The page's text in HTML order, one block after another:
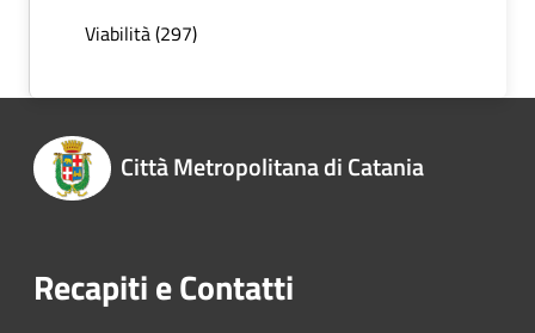
Viabilità (297)
Città Metropolitana di Catania
Recapiti e Contatti